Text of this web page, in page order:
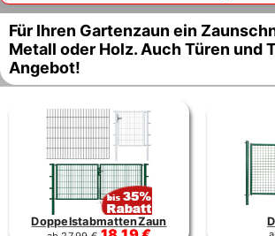
Für Ihren Gartenzaun ein
Metall oder Holz. Auch Türen und
Angebot!
DoppelstabmattenZaun